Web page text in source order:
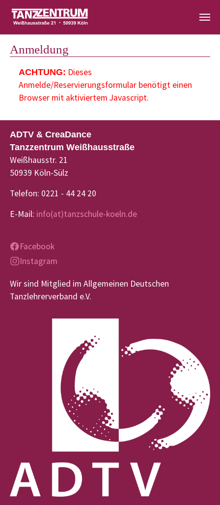
Anmeldung
ACHTUNG: Dieses
Anmelde/Reservierungsformular benötigt einen
Browser mit aktiviertem Javascript.
ADTV & CreaDance
Tanzzentrum Weißhausstraße
Weißhausstr. 21
50939 Köln-Sülz
Telefon: 0221 - 44 24 20
E-Mail: info(at)tanzschule-koeln.de
Facebook
Instagram
Wir sind Mitglied im Allgemeinen Deutschen
Tanzlehrerverband e.V.